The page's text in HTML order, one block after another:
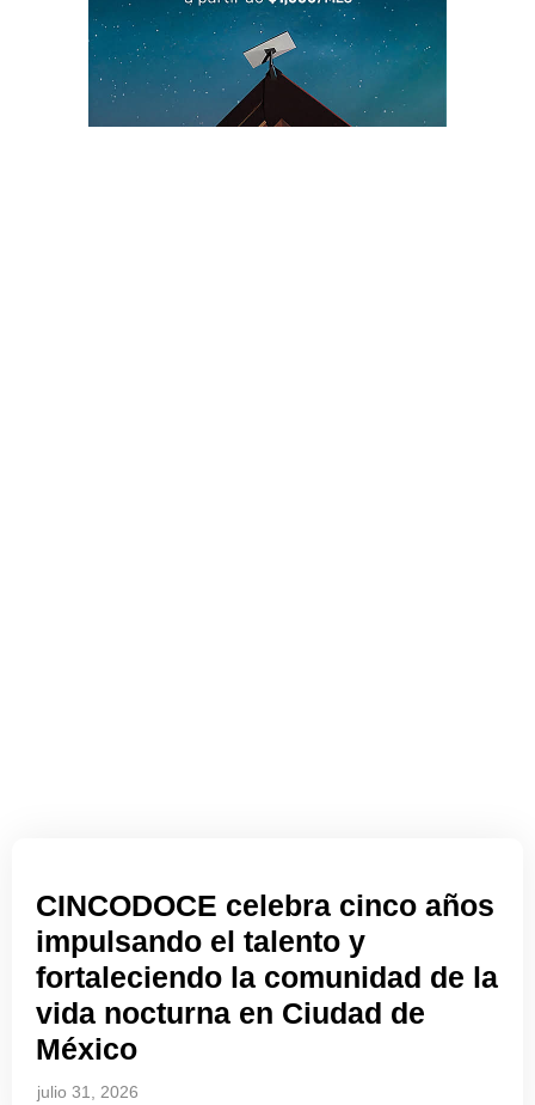
CINCODOCE celebra cinco años
impulsando el talento y
fortaleciendo la comunidad de la
vida nocturna en Ciudad de
México
julio 31, 2026